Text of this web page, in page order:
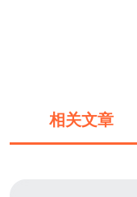
相关文章